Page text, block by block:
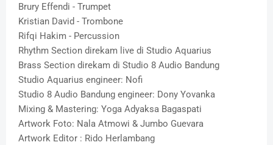
Brury Effendi - Trumpet
Kristian David - Trombone
Rifqi Hakim - Percussion
Rhythm Section direkam live di Studio Aquarius
Brass Section direkam di Studio 8 Audio Bandung
Studio Aquarius engineer: Nofi
Studio 8 Audio Bandung engineer: Dony Yovanka
Mixing & Mastering: Yoga Adyaksa Bagaspati
Artwork Foto: Nala Atmowi & Jumbo Guevara
Artwork Editor : Rido Herlambang